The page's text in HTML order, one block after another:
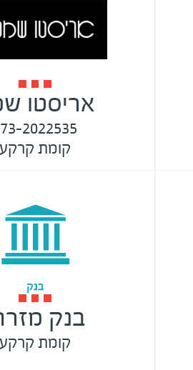
אריסטו
2022535
קומת קרקע
בנק
קומת קרקע